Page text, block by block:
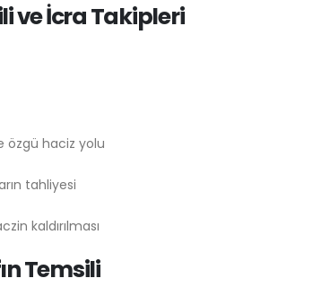
ve İcra Takipleri
özgü haciz yolu
tahliyesi
kaldırılması
Temsili